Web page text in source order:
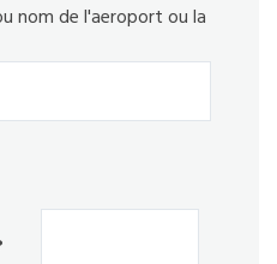
nom de l'aeroport ou la